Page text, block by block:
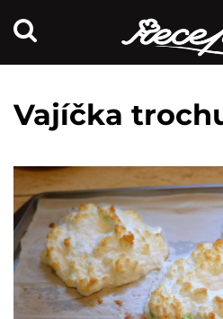
Vajíčka